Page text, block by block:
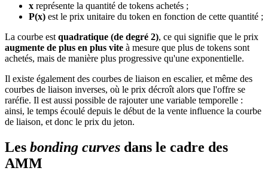
x représente la quantité de tokens achetés ;
P(x) est le prix unitaire du token en fonction de cette quantité ;
La courbe est quadratique (de degré 2), ce qui signifie que le prix
augmente de plus en plus vite à mesure que plus de tokens sont
achetés, mais de manière plus progressive qu'une exponentielle.
Il existe également des courbes de liaison en escalier, et même des
courbes de liaison inverses, où le prix décroît alors que l'offre se
raréfie. Il est aussi possible de rajouter une variable temporelle :
ainsi, le temps écoulé depuis le début de la vente influence la courbe
de liaison, et donc le prix du jeton.
Les bonding curves dans le cadre des
AMM